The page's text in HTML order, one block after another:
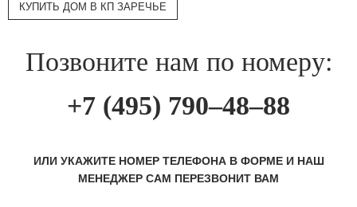
КУПИТЬ ДОМ В КП ЗАРЕЧЬЕ
Позвоните нам по номеру:
+7 (495) 790–48–88
ИЛИ УКАЖИТЕ НОМЕР ТЕЛЕФОНА В ФОРМЕ И НАШ
МЕНЕДЖЕР САМ ПЕРЕЗВОНИТ ВАМ